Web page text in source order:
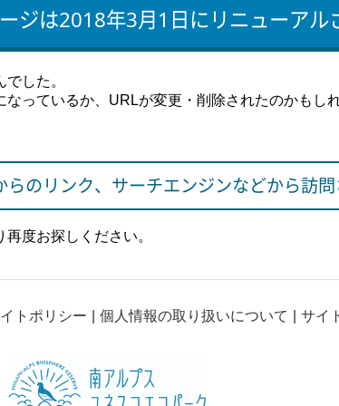
ジは2018年3月1日にリニューアル
した。
っているか、URLが変更・削除されたのかもしれ
のリンク、サーチエンジンなどから訪
度お探しください。
トポリシー 個人情報の取り扱いについて サイ